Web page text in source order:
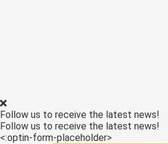
Follow us to receive the latest news!
Follow us to receive the latest news!
<:optin-form-placeholder>